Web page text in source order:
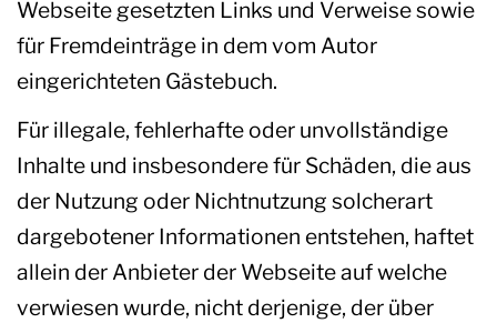
Webseite gesetzten Links und Verweise sowie
für Fremdeinträge in dem vom Autor
eingerichteten Gästebuch.
Für illegale, fehlerhafte oder unvollständige
Inhalte und insbesondere für Schäden, die aus
der Nutzung oder Nichtnutzung solcherart
dargebotener Informationen entstehen, haftet
allein der Anbieter der Webseite auf welche
verwiesen wurde, nicht derjenige, der über